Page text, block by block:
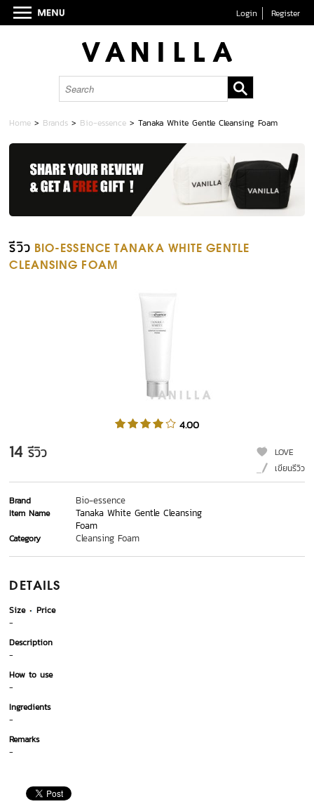
Login Register
Home > Brands > Bio-essence >Tanaka White Gentle Cleansing Foam
รีวิว BIO-ESSENCE TANAKA WHITE GENTLE
CLEANSING FOAM
4.00
14 รีวิว
LOVE
เขียนรีวิว
Brand Bio-essence
Item Name
Tanaka White Gentle Cleansing
Foam
Category Cleansing Foam
DETAILS
Size
Price
-
Description
-
How to use
-
Ingredients
-
Remarks
-